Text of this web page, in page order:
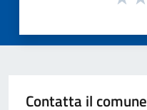
Contatta il comune